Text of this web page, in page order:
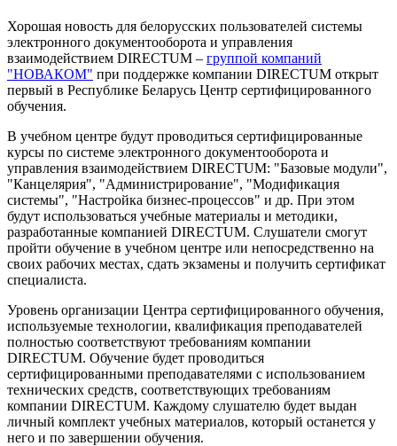
Хорошая новость для белорусских пользователей системы
электронного документооборота и управления
взаимодействием DIRECTUM – группой компаний
"НОВАКОМ" при поддержке компании DIRECTUM открыт
первый в Республике Беларусь Центр сертифицированного
обучения.
В учебном центре будут проводиться сертифицированные
курсы по системе электронного документооборота и
управления взаимодействием DIRECTUM: "Базовые модули",
"Канцелярия", "Администрирование", "Модификация
системы", "Настройка бизнес-процессов" и др. При этом
будут использоваться учебные материалы и методики,
разработанные компанией DIRECTUM. Слушатели смогут
пройти обучение в учебном центре или непосредственно на
своих рабочих местах, сдать экзамены и получить сертификат
специалиста.
Уровень организации Центра сертифицированного обучения,
используемые технологии, квалификация преподавателей
полностью соответствуют требованиям компании
DIRECTUM. Обучение будет проводиться
сертифицированными преподавателями с использованием
технических средств, соответствующих требованиям
компании DIRECTUM. Каждому слушателю будет выдан
личный комплект учебных материалов, который останется у
него и по завершении обучения.